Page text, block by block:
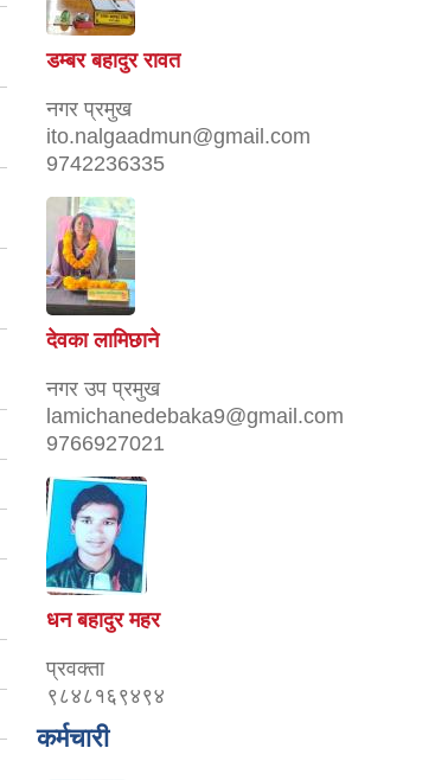
डम्बर बहादुर रावत
नगर प्रमुख
ito.nalgaadmun@gmail.com
9742236335
देवका लामिछाने
नगर उप प्रमुख
lamichanedebaka9@gmail.com
9766927021
धन बहादुर महर
प्रवक्ता
९८४८१६९४९४
कर्मचारी